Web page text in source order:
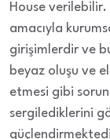
House verilebilir.
amacıyla
girişimlerdir ve
beyaz oluşu ve
etmesi gibi
sergilediklerini